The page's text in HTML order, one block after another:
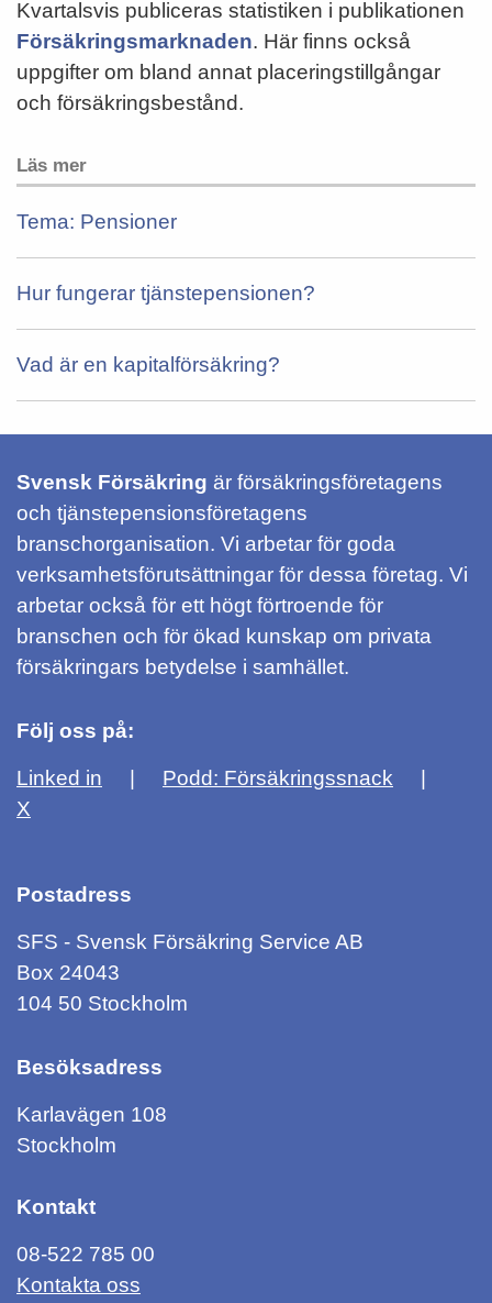
Kvartalsvis publiceras statistiken i publikationen
Försäkringsmarknaden. Här finns också
uppgifter om bland annat placeringstillgångar
och försäkringsbestånd.
Läs mer
Tema: Pensioner
Hur fungerar tjänstepensionen?
Vad är en kapitalförsäkring?
Svensk Försäkring är försäkringsföretagens
och tjänstepensionsföretagens
branschorganisation. Vi arbetar för goda
verksamhetsförutsättningar för dessa företag. Vi
arbetar också för ett högt förtroende för
branschen och för ökad kunskap om privata
försäkringars betydelse i samhället.
Följ oss på:
Linked in
Podd: Försäkringssnack
X
Postadress
SFS - Svensk Försäkring Service AB
Box 24043
104 50 Stockholm
Besöksadress
Karlavägen 108
Stockholm
Kontakt
08-522 785 00
Kontakta oss